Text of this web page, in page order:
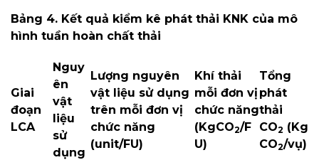
Bảng 4. Kết quả kiểm kê phát thải KNK của mô
hình tuần hoàn chất thải
Giai
đoạn
LCA
Nguy
ên
vật
liệu
sử
dụng
Lượng nguyên
vật liệu sử dụng
trên mỗi đơn vị
chức năng
(unit/FU)
Khí thải
mỗi đơn vị
chức năng
(KgCO2/F
U)
Tổng
phát
thải
CO2 (Kg
CO2/vụ)